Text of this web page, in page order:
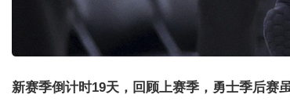
新赛季倒计时19天，回顾上赛季，勇士季后赛